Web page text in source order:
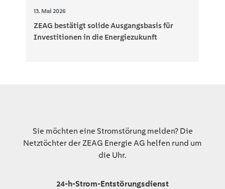
13. Mai 2026
ZEAG bestätigt solide Ausgangsbasis für
Investitionen in die Energiezukunft
Sie möchten eine Stromstörung melden? Die
Netztöchter der ZEAG Energie AG helfen rund um
die Uhr.
24-h-Strom-Entstörungsdienst